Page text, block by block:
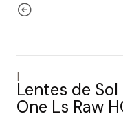
|
Lentes de
One Ls Raw